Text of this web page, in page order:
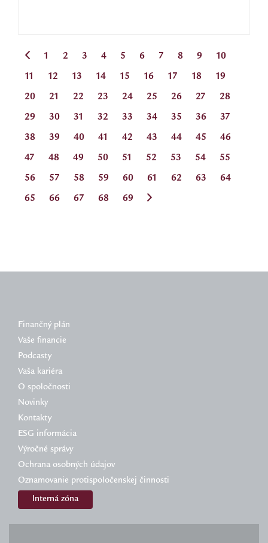
1 2 3 4 5 6 7 8 9 10
11 12 13 14 15 16 17 18 19
20 21 22 23 24 25 26 27 28
29 30 31 32 33 34 35 36 37
38 39 40 41 42 43 44 45 46
47 48 49 50 51 52 53 54 55
56 57 58 59 60 61 62 63 64
65 66 67 68 69
Finančný plán
Vaše financie
Podcasty
Vaša kariéra
O spoločnosti
Novinky
Kontakty
ESG informácia
Výročné správy
Ochrana osobných údajov
Oznamovanie protispoločenskej činnosti
Interná zóna